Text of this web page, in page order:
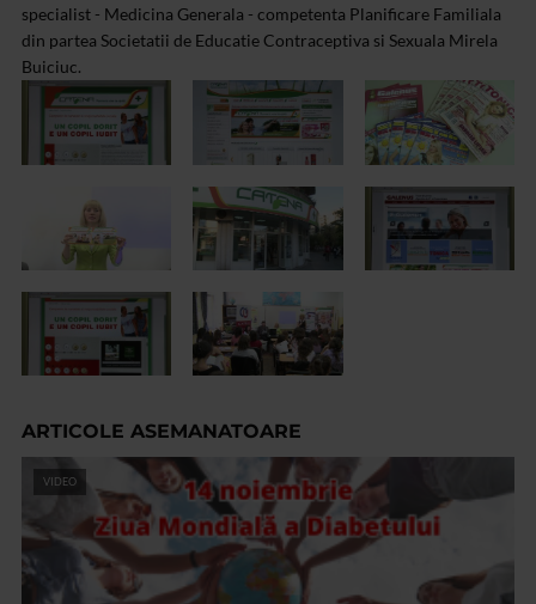
specialist - Medicina Generala - competenta Planificare Familiala
din partea Societatii de Educatie Contraceptiva si Sexuala Mirela
Buiciuc.
ARTICOLE ASEMANATOARE
VIDEO